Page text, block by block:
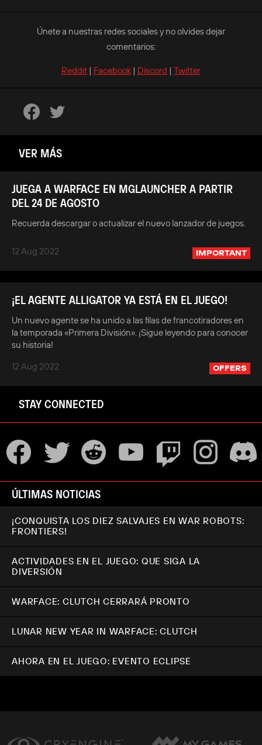
Únete a nuestras redes sociales y no olvides dejar
comentarios:
Reddit | Facebook | Discord | Twitter
VER MÁS
JUEGA A WARFACE EN MGLAUNCHER A PARTIR
DEL 24 DE AGOSTO
Recuerda descargar o actualizar el nuevo lanzador de juegos.
12 Aug 2022 IMPORTANT
¡EL AGENTE ALLIGATOR YA ESTÁ EN EL JUEGO!
Un nuevo agente se ha unido a las filas de francotiradores en
la temporada «Primera División». ¡Sigue leyendo para conocer
su historia!
12 Aug 2022
OFFERS
STAY CONNECTED
ÚLTIMAS NOTICIAS
¡CONQUISTA LOS DIEZ SALVAJES EN WAR ROBOTS:
FRONTIERS!
ACTIVIDADES EN EL JUEGO: QUE SIGA LA
DIVERSIÓN
WARFACE: CLUTCH CERRARÁ PRONTO
LUNAR NEW YEAR IN WARFACE: CLUTCH
AHORA EN EL JUEGO: EVENTO ECLIPSE